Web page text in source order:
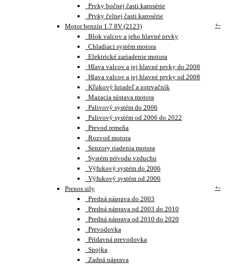
Prvky bočnej časti karosérie
Prvky čelnej časti karosérie
Motor benzín 1.7 8V (2123)
+-
Blok valcov a jeho hlavné prvky
Chladiaci systém motora
Elektrické zariadenie motora
Hlava valcov a jej hlavné prvky do 2008
Hlava valcov a jej hlavné prvky od 2008
Kľukový hriadeľ a zotrvačník
Mazacia sústava motora
Palivový systém do 2006
Palivový systém od 2006 do 2022
Prevod remeňa
Rozvod motora
Senzory riadenia motora
Systém prívodu vzduchu
Výfukový systém do 2006
Výfukový systém od 2006
Prenos sily
+-
Predná náprava do 2003
Predná náprava od 2003 do 2010
Predná náprava od 2010 do 2020
Prevodovka
Prídavná prevodovka
Spojka
Zadná náprava